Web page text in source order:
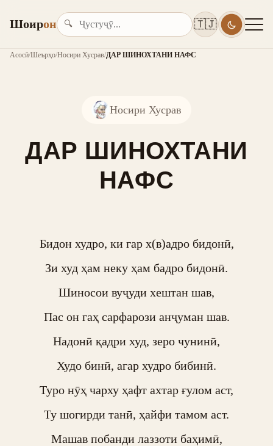
Шоирон 🔍 🇹🇯
Асосӣ/Шеърҳо/Носири Хусрав/ДАР ШИНОХТАНИ НАФС
Носири Хусрав
ДАР ШИНОХТАНИ
НАФС
Бидон худро, ки гар х(в)адро бидонӣ,
Зи худ ҳам неку ҳам бадро бидонӣ.
Шиносои вуҷуди хештан шав,
Пас он гаҳ сарфарози анҷуман шав.
Надонӣ қадри худ, зеро чунинӣ,
Худо бинӣ, агар худро бибинӣ.
Туро нӯҳ чарху ҳафт ахтар ғулом аст,
Ту шогирди танӣ, ҳайфи тамом аст.
Машав побанди лаззоти баҳимӣ,